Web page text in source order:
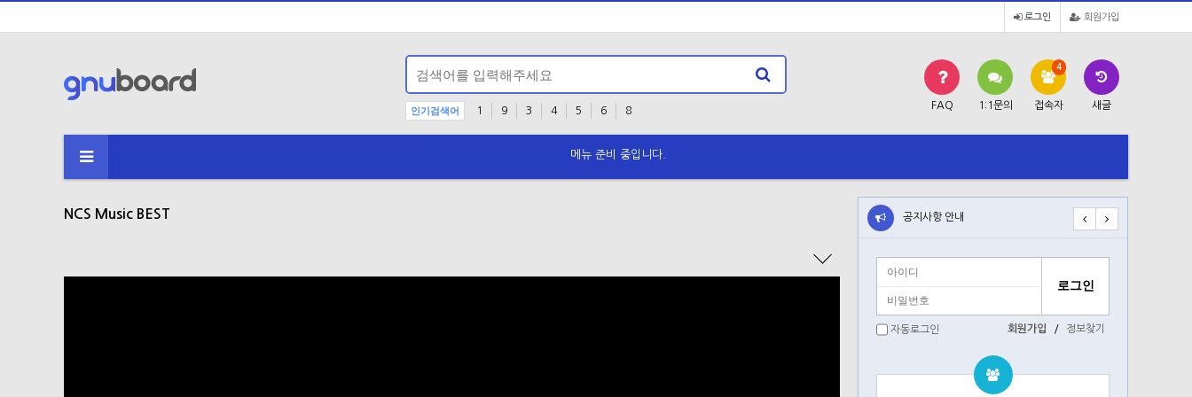
회원가입
로그인
인기검색어 1 9 3 4 5 6 8 FAQ 1:1문의 접속자
4
새글
메뉴 준비 중입니다.
NCS Music BEST 공지사항 안내 공지사항 안내
자동로그인 회원가입 / 정보찾기